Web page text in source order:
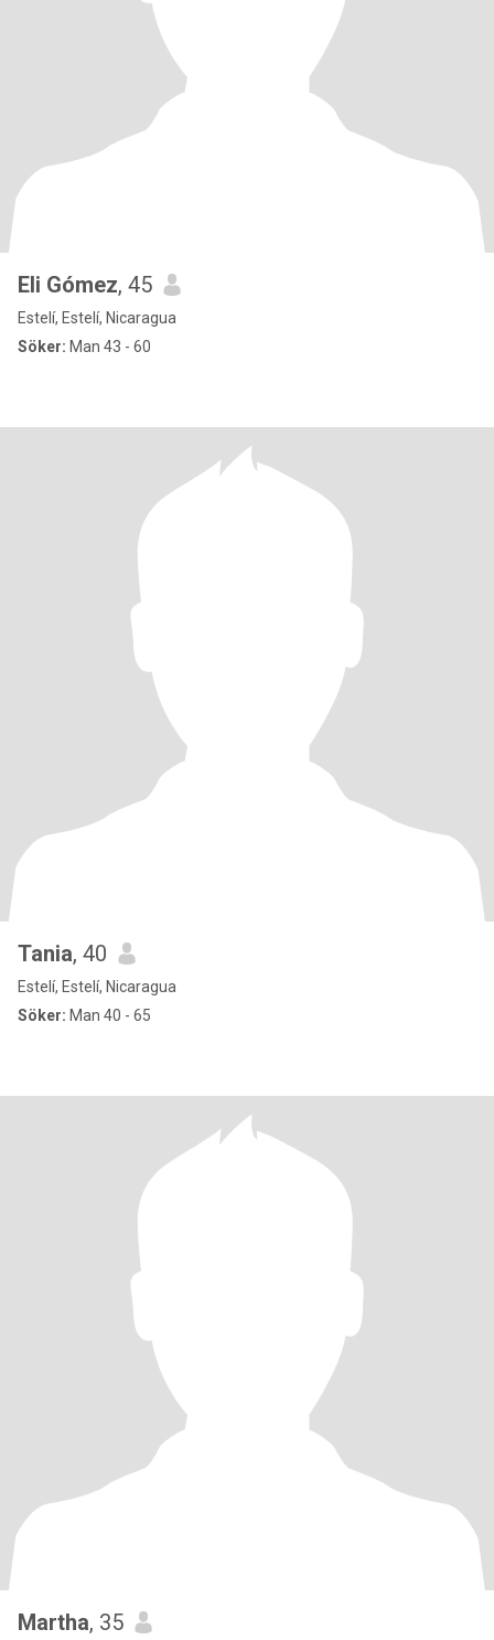
Eli Gómez, 45
Estelí, Estelí, Nicaragua
Söker: Man 43 - 60
Tania, 40
Estelí, Estelí, Nicaragua
Söker: Man 40 - 65
Martha, 35